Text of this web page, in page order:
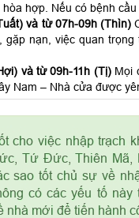
hợp. Nếu có bệnh
và từ 07h-09h (Thìn)
gặp nạn, việc quan
và từ 09h-11h (Tị) Mọi
Nam – Nhà cửa được
cho việc nhập trạch
Tứ Đức, Thiên
sao tốt chủ sự về
có các yếu tố
nhà mới để tiến hành